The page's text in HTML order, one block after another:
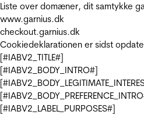
Liste over domæner, dit samtykke
www.garnius.dk
checkout.garnius.dk
Cookiedeklarationen er sidst
[#IABV2_TITLE#]
[#IABV2_BODY_INTRO#]
[#IABV2_LABEL_PURPOSES#]